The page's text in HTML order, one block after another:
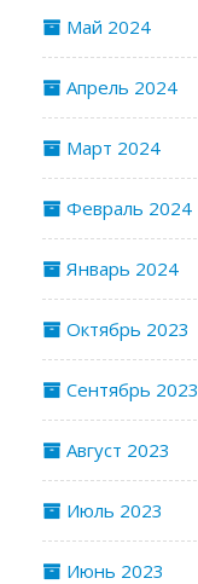
Май 2024
Апрель 2024
Март 2024
Февраль 2024
Январь 2024
Октябрь 2023
Сентябрь 2023
Август 2023
Июль 2023
Июнь 2023